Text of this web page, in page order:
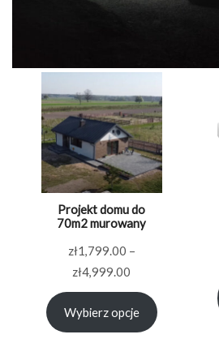
Projekt domu do
70m2 murowany
zł1,799.00 –
zł4,999.00
cen:
od
zł1,799.00
Wybierz opcje